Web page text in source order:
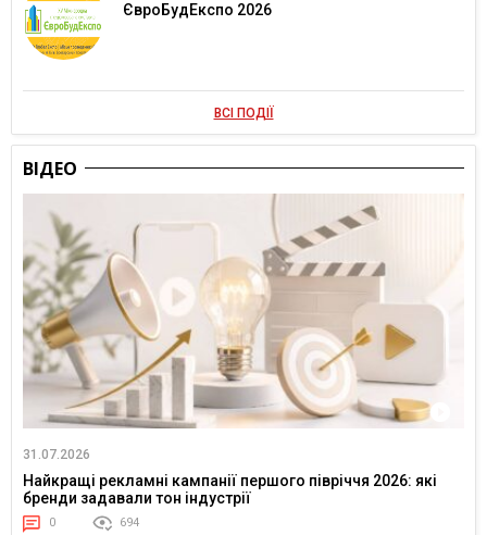
ЄвроБудЕкспо 2026
ВСІ ПОДІЇ
ВІДЕО
31.07.2026
Найкращі рекламні кампанії першого півріччя 2026: які
бренди задавали тон індустрії
0 694